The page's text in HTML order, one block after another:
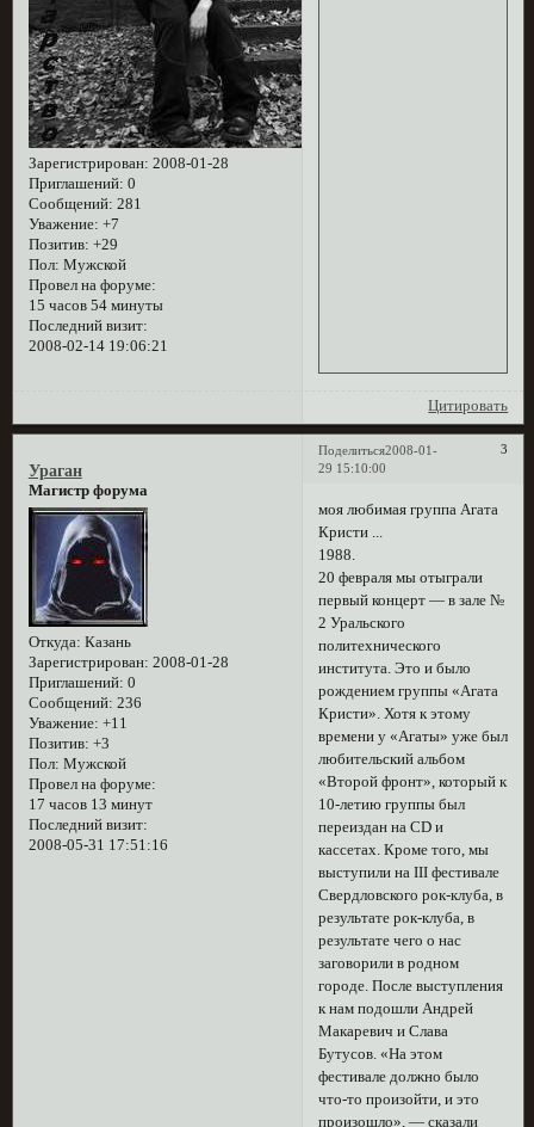
Зарегистрирован: 2008-01-28
Приглашений: 0
Сообщений: 281
Уважение: +7
Позитив: +29
Пол: Мужской
Провел на форуме:
15 часов 54 минуты
Последний визит:
2008-02-14 19:06:21
Цитировать
Поделиться 3
2008-01-
29 15:10:00
Ураган
Магистр форума
Откуда: Казань
Зарегистрирован: 2008-01-28
Приглашений: 0
Сообщений: 236
Уважение: +11
Позитив: +3
Пол: Мужской
Провел на форуме:
17 часов 13 минут
Последний визит:
2008-05-31 17:51:16
моя любимая группа Агата
Кристи ...
1988.
20 февраля мы отыграли
первый концерт — в зале №
2 Уральского
политехнического
института. Это и было
рождением группы «Агата
Кристи». Хотя к этому
времени у «Агаты» уже был
любительский альбом
«Второй фронт», который к
10-летию группы был
переиздан на CD и
кассетах. Кроме того, мы
выступили на III фестивале
Свердловского рок-клуба, в
результате рок-клуба, в
результате чего о нас
заговорили в родном
городе. После выступления
к нам подошли Андрей
Макаревич и Слава
Бутусов. «На этом
фестивале должно было
что-то произойти, и это
произошло», — сказали